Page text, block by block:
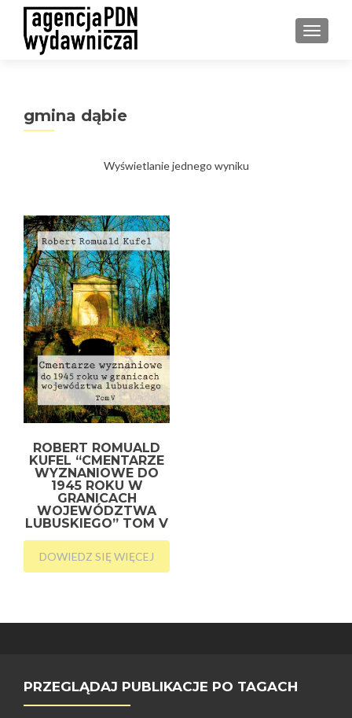
gmina dąbie
Wyświetlanie jednego wyniku
ROBERT ROMUALD
KUFEL “CMENTARZE
WYZNANIOWE DO
1945 ROKU W
GRANICACH
WOJEWÓDZTWA
LUBUSKIEGO” TOM V
DOWIEDZ SIĘ WIĘCEJ
PRZEGLĄDAJ PUBLIKACJE PO TAGACH